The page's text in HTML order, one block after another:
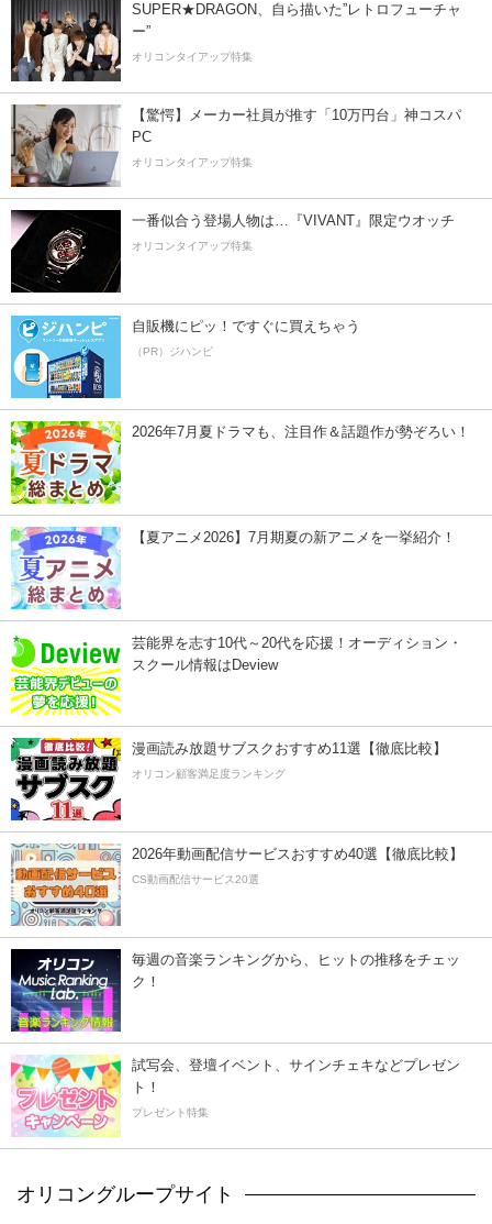
SUPER★DRAGON、自ら描いた”レトロフューチャ
ー”
オリコンタイアップ特集
【驚愕】メーカー社員が推す「10万円台」神コスパ
PC
オリコンタイアップ特集
一番似合う登場人物は…『VIVANT』限定ウオッチ
オリコンタイアップ特集
自販機にピッ！ですぐに買えちゃう
（PR）ジハンピ
2026年7月夏ドラマも、注目作＆話題作が勢ぞろい！
【夏アニメ2026】7月期夏の新アニメを一挙紹介！
芸能界を志す10代～20代を応援！オーディション・
スクール情報はDeview
漫画読み放題サブスクおすすめ11選【徹底比較】
オリコン顧客満足度ランキング
2026年動画配信サービスおすすめ40選【徹底比較】
CS動画配信サービス20選
毎週の音楽ランキングから、ヒットの推移をチェッ
ク！
試写会、登壇イベント、サインチェキなどプレゼン
ト！
プレゼント特集
オリコングループサイト